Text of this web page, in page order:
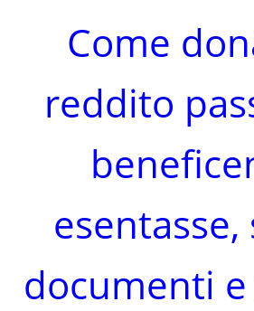
Come
reddito
esentasse,
documenti